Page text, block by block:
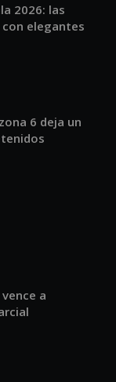
2026: las
elegantes
6 deja un
a